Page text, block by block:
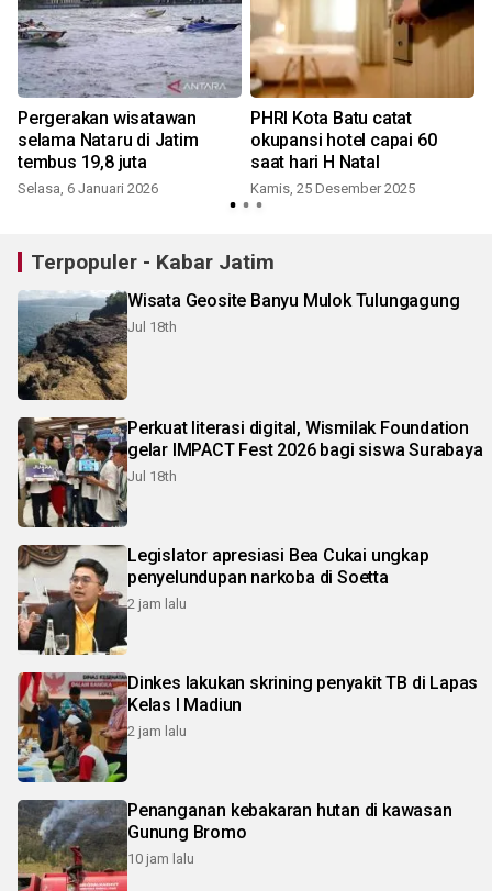
Pergerakan wisatawan
selama Nataru di Jatim
tembus 19,8 juta
Selasa, 6 Januari 2026
PHRI Kota Batu catat
okupansi hotel capai 60
saat hari H Natal
Kamis, 25 Desember 2025
Terpopuler - Kabar Jatim
Wisata Geosite Banyu Mulok Tulungagung
Jul 18th
Perkuat literasi digital, Wismilak Foundation
gelar IMPACT Fest 2026 bagi siswa Surabaya
Jul 18th
Legislator apresiasi Bea Cukai ungkap
penyelundupan narkoba di Soetta
2 jam lalu
Dinkes lakukan skrining penyakit TB di Lapas
Kelas I Madiun
2 jam lalu
Penanganan kebakaran hutan di kawasan
Gunung Bromo
10 jam lalu